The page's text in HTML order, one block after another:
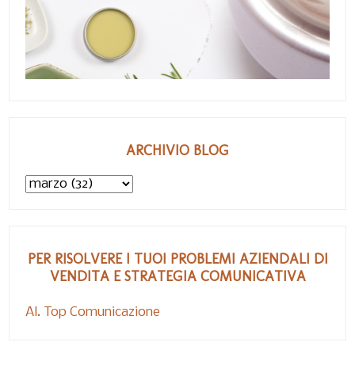
ARCHIVIO BLOG
PER RISOLVERE I TUOI PROBLEMI AZIENDALI DI
VENDITA E STRATEGIA COMUNICATIVA
Al. Top Comunicazione